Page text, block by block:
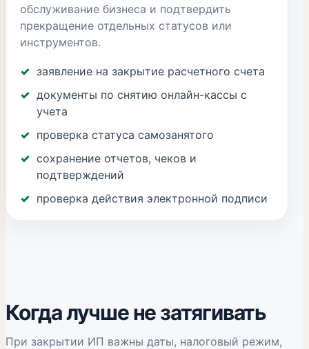
обслуживание бизнеса и подтвердить
прекращение отдельных статусов или
инструментов.
заявление на закрытие расчетного счета
документы по снятию онлайн-кассы с
учета
проверка статуса самозанятого
сохранение отчетов, чеков и
подтверждений
проверка действия электронной подписи
Когда лучше не затягивать
При закрытии ИП важны даты, налоговый режим,